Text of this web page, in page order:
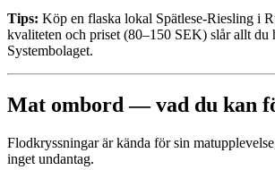
Tips: Köp en flaska lokal Spätlese-Riesling i
kvaliteten och priset (80–150 SEK) slår allt du
Systembolaget.
Mat ombord — vad du kan
Flodkryssningar är kända för sin
inget undantag.